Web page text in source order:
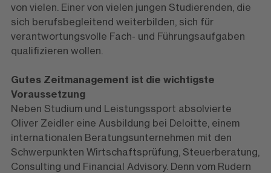
von vielen. Einer von vielen jungen Studierenden, die
sich berufs­begleitend weiterbilden, sich für
verantwortungsvolle Fach- und Führungsaufgaben
qualifizieren wollen.
Gutes Zeitmanagement ist die wichtigste
Voraussetzung
Neben Studium und Leistungssport absolvierte
Oliver Zeidler eine Ausbildung bei Deloitte, einem
internationalen Beratungsunternehmen mit den
Schwerpunkten Wirtschaftsprüfung, Steuerberatung,
Consulting und Financial Advisory. Denn vom Rudern